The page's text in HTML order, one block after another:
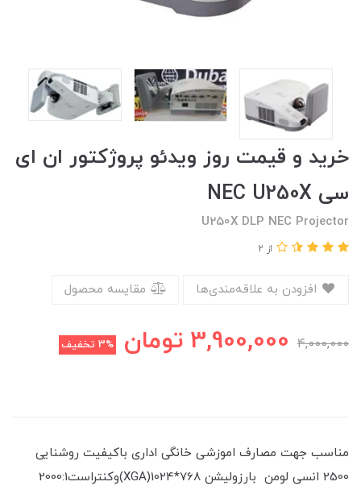
خرید و قیمت روز ویدئو پروژکتور ان ای
سی NEC U250X
U250X DLP NEC Projector
از 2
مقایسه محصول
4,000,000
3,900,000 تومان 3% تخفیف
مناسب جهت مصارف اموزشی خانگی اداری باکیفیت روشنایی
2500 انسی لومن بارزولیشن XGA)1024*768)وکنتراست2000:1